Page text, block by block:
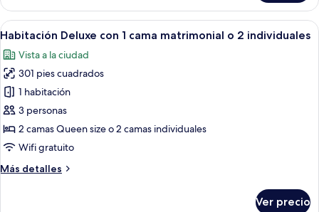
doble
superior
Abrir
todas
las
fotos
de
Habitación
Deluxe
con
cama
Habitación de hotel con dos camas,
23
Habitación Deluxe con 1 cama matrimonial o 2 individuales
Vista a la ciudad
301 pies cuadrados
1 habitación
3 personas
2 camas Queen size o 2 camas individuales
Wifi gratuito
Más detalles
Más
Ver precio